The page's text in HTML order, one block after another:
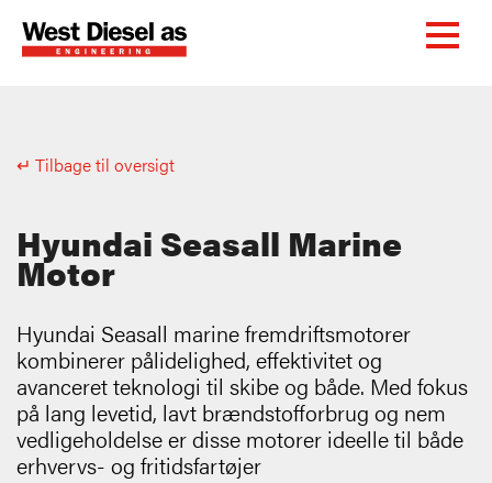
↵ Tilbage til oversigt
Hyundai Seasall Marine
Motor
Hyundai Seasall marine fremdriftsmotorer
kombinerer pålidelighed, effektivitet og
avanceret teknologi til skibe og både. Med fokus
på lang levetid, lavt brændstofforbrug og nem
vedligeholdelse er disse motorer ideelle til både
erhvervs- og fritidsfartøjer